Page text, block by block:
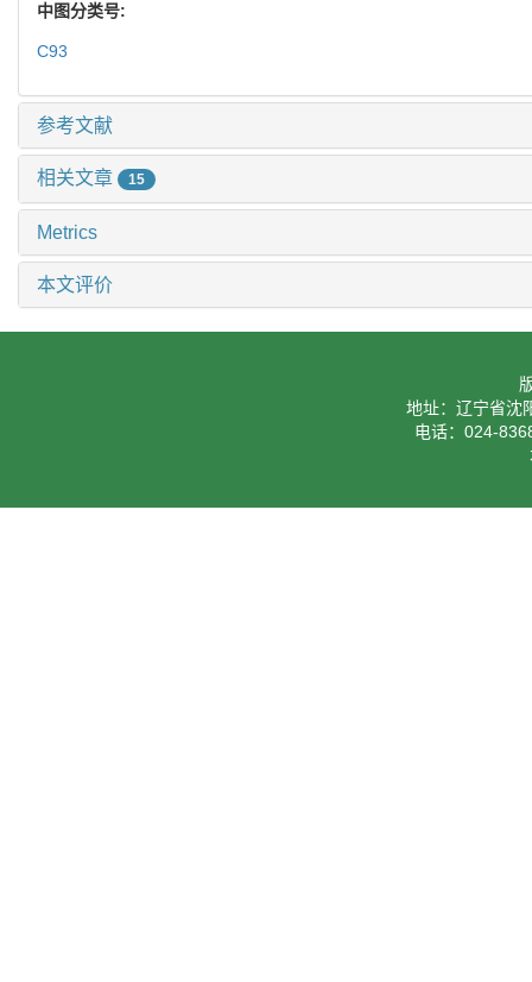
中图分类号:
C93
参考文献
相关文章 15
Metrics
本文评价
地址：辽宁省沈
电话：024-